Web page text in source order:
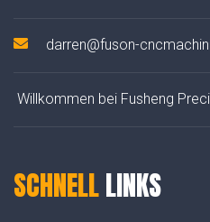
darren@fuson-
Willkommen bei Fusheng
SCHNELLLINKS